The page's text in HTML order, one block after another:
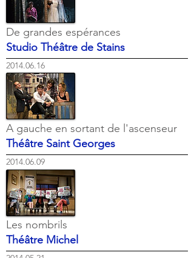
De grandes espérances
Studio Théâtre de Stains
2014.06.16
A gauche en sortant de l'ascenseur
Théâtre Saint Georges
2014.06.09
Les nombrils
Théâtre Michel